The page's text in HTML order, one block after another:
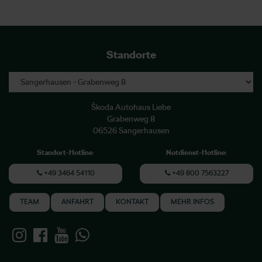
Standorte
Škoda Autohaus Liebe
Grabenweg 8
06526 Sangerhausen
Standort-Hotline:
+49 3464 54110
Notdienst-Hotline:
+49 800 7563227
TEAM ANFAHRT KONTAKT MEHR INFOS